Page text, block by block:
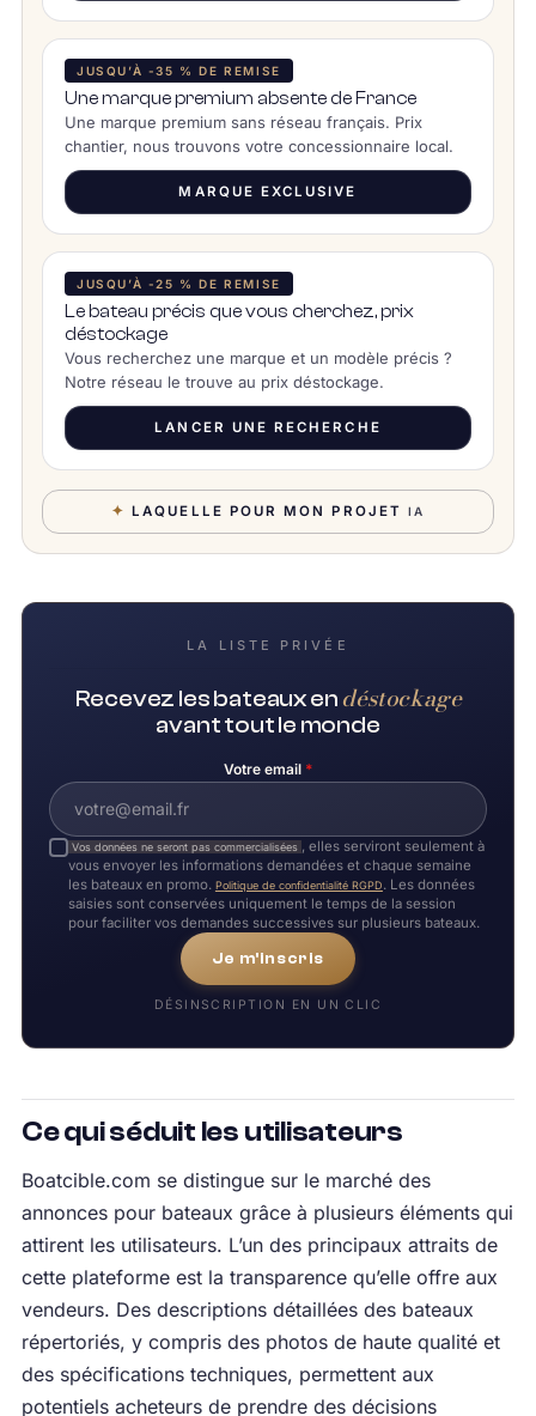
JUSQU’À -35 % DE REMISE
Une marque premium absente de France
Une marque premium sans réseau français. Prix
chantier, nous trouvons votre concessionnaire local.
MARQUE EXCLUSIVE
JUSQU’À -25 % DE REMISE
Le bateau précis que vous cherchez, prix
déstockage
Vous recherchez une marque et un modèle précis ?
Notre réseau le trouve au prix déstockage.
LANCER UNE RECHERCHE
✦ LAQUELLE POUR MON PROJET IA
LA LISTE PRIVÉE
Recevez les bateaux en déstockage
avant tout le monde
Votre email *
Vos données ne seront pas commercialisées , elles serviront seulement à
vous envoyer les informations demandées et chaque semaine
les bateaux en promo. Politique de confidentialité RGPD. Les données
saisies sont conservées uniquement le temps de la session
pour faciliter vos demandes successives sur plusieurs bateaux.
Je m'inscris
DÉSINSCRIPTION EN UN CLIC
Ce qui séduit les utilisateurs
Boatcible.com se distingue sur le marché des
annonces pour bateaux grâce à plusieurs éléments qui
attirent les utilisateurs. L’un des principaux attraits de
cette plateforme est la transparence qu’elle offre aux
vendeurs. Des descriptions détaillées des bateaux
répertoriés, y compris des photos de haute qualité et
des spécifications techniques, permettent aux
potentiels acheteurs de prendre des décisions